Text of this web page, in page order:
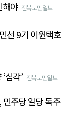
해야 전북도민일보
선 9기 이원택호
심각’ 전북도민일보
주당 일당 독주